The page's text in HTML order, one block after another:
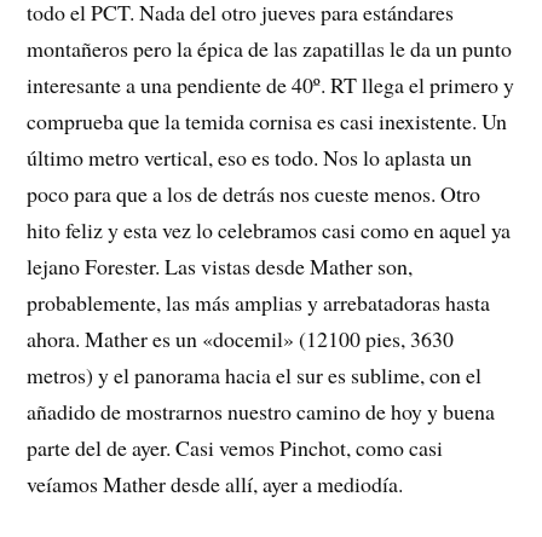
todo el PCT. Nada del otro jueves para estándares
montañeros pero la épica de las zapatillas le da un punto
interesante a una pendiente de 40º. RT llega el primero y
comprueba que la temida cornisa es casi inexistente. Un
último metro vertical, eso es todo. Nos lo aplasta un
poco para que a los de detrás nos cueste menos. Otro
hito feliz y esta vez lo celebramos casi como en aquel ya
lejano Forester. Las vistas desde Mather son,
probablemente, las más amplias y arrebatadoras hasta
ahora. Mather es un «docemil» (12100 pies, 3630
metros) y el panorama hacia el sur es sublime, con el
añadido de mostrarnos nuestro camino de hoy y buena
parte del de ayer. Casi vemos Pinchot, como casi
veíamos Mather desde allí, ayer a mediodía.